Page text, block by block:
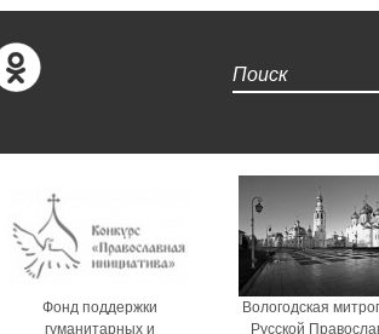
Фонд поддержки
гуманитарных и
Вологодская
Русской